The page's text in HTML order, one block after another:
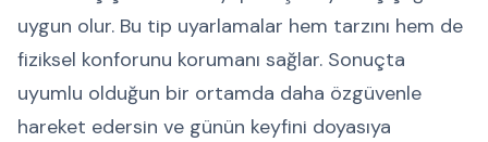
uygun olur. Bu tip uyarlamalar hem tarzını hem de
fiziksel konforunu korumanı sağlar. Sonuçta
uyumlu olduğun bir ortamda daha özgüvenle
hareket edersin ve günün keyfini doyasıya